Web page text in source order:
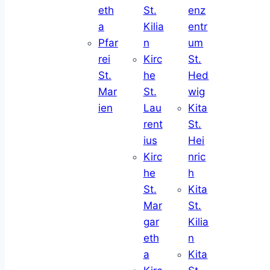
eth
a
Pfar
rei
St.
Mar
ien
St.
Kilia
n
Kirc
he
St.
Lau
rent
ius
Kirc
he
St.
Mar
gar
eth
a
enz
entr
um
St.
Hed
wig
Kita
St.
Hei
nric
h
Kita
St.
Kilia
n
Kita